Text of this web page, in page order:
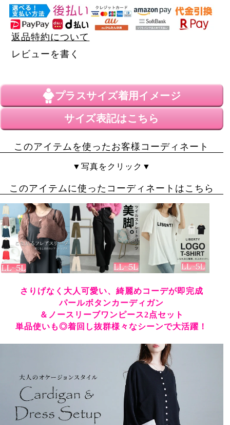
返品特約について
レビューを書く
プラスサイズ着用イメージ
サイズ表記はこちら
このアイテムを使ったお客様コーディネート
▼写真をクリック▼
このアイテムに使ったコーディネートはこちら
さりげなく大人可愛い、綺麗めコーデが即完成
パールボタンカーディガン
＆ノースリーブワンピース2点セット
単品使いも◎着回し抜群様々なシーンで大活躍！